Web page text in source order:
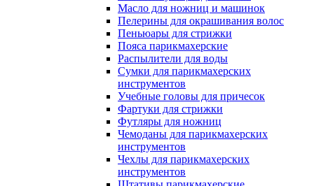
Масло для ножниц и машинок
Пелерины для окрашивания волос
Пеньюары для стрижки
Пояса парикмахерские
Распылители для воды
Сумки для парикмахерских
инструментов
Учебные головы для причесок
Фартуки для стрижки
Футляры для ножниц
Чемоданы для парикмахерских
инструментов
Чехлы для парикмахерских
инструментов